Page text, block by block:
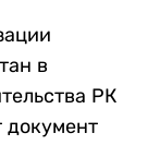
в
РК
документ